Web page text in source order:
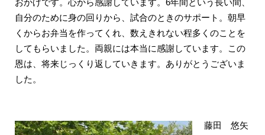
おかげです。心から感謝しています。6年間という長い間、
自分のために身の回りから、試合のときのサポート。朝早
くからお弁当を作ってくれ、数えきれない程多くのことを
してもらいました。両親には本当に感謝しています。この
恩は、将来じっくり返していきます。ありがとうございま
した。
藤田 悠矢